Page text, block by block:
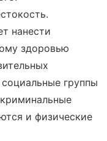
нанести
здоровью
группы
и физические